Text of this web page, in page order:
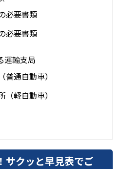
必要書類
必要書類
運輸支局
普通自動車）
（軽自動車）
サクッと早見表でご